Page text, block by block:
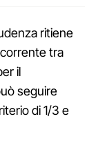
ritiene
tra
il
seguire
di 1/3 e